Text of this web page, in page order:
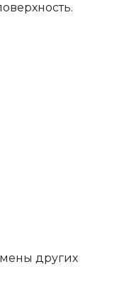
других